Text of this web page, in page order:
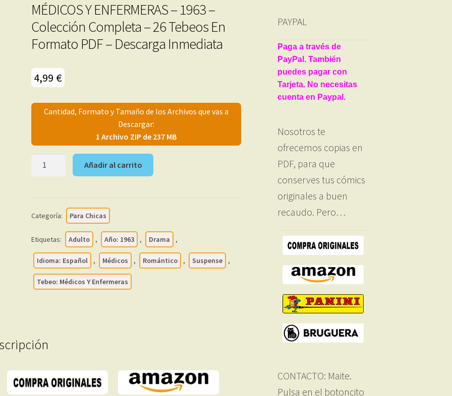
MÉDICOS Y ENFERMERAS – 1963 –
Colección Completa – 26 Tebeos En
Formato PDF – Descarga Inmediata
4,99 €
Cantidad, Formato y Tamaño de los Archivos que vas a
Descargar:
1 Archivo ZIP de 237 MB
Colección
Completa
26
Tebeos
Descarga
cantidad
Añadir al carrito
Categoría: Para Chicas
Etiquetas: Adulto , Año: 1963 , Drama ,
Idioma: Español , Médicos , Romántico , Suspense ,
Tebeo: Médicos Y Enfermeras
PAYPAL
Paga a través de
PayPal. También
puedes pagar con
Tarjeta. No necesitas
cuenta en Paypal.
Nosotros te
ofrecemos copias en
PDF, para que
conserves tus cómics
originales a buen
recaudo. Pero…
CONTACTO: Maite.
Pulsa en el botoncito